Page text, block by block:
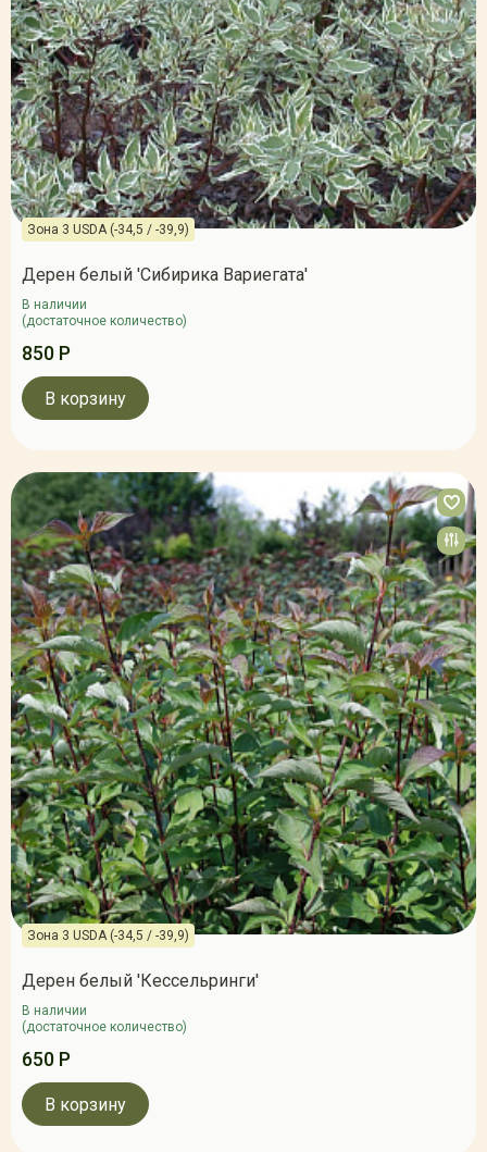
Зона 3 USDA (-34,5 / -39,9)
Дерен белый 'Сибирика Вариегата'
В наличии
(достаточное количество)
850 Р
В корзину
Зона 3 USDA (-34,5 / -39,9)
Дерен белый 'Кессельринги'
В наличии
(достаточное количество)
650 Р
В корзину